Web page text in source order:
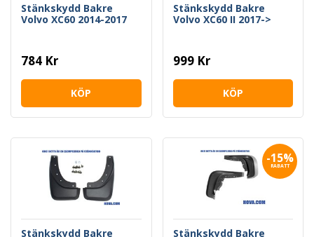
Stänkskydd Bakre
Volvo XC60 2014-2017
784 Kr
KÖP
Stänkskydd Bakre
Volvo XC60 II 2017->
999 Kr
KÖP
Stänkskydd Bakre
-15%
RABATT
Stänkskydd Bakre